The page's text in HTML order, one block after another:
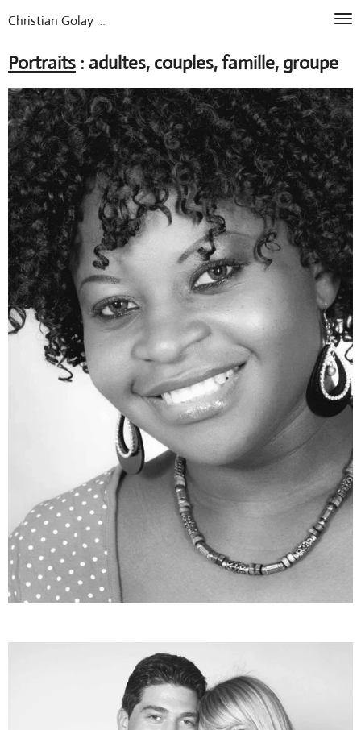
Passer
contenu
principal
Christian Golay
photographe à Montolieu
Portraits : adultes, couples, famille, groupe